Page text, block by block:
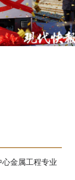
金属工程专业